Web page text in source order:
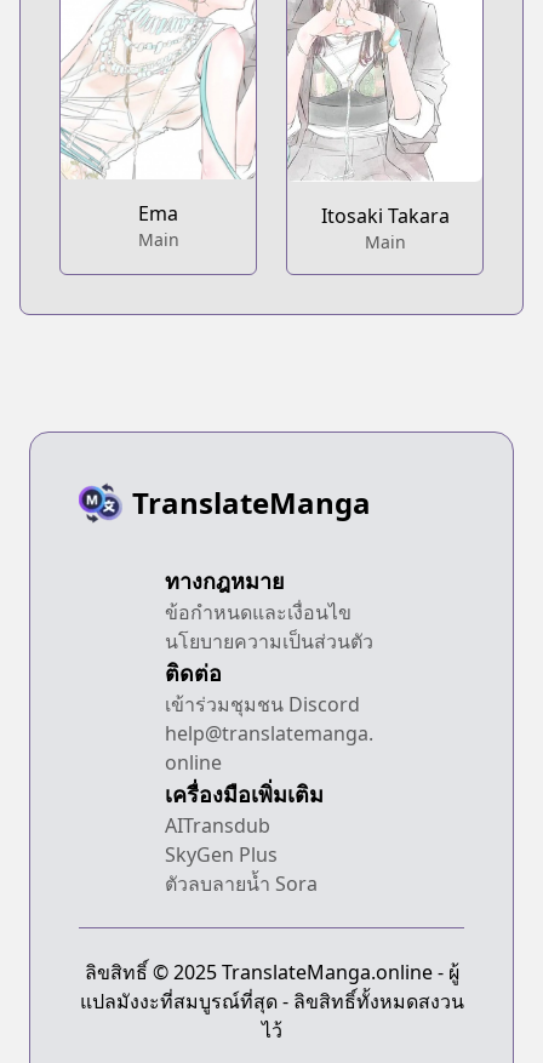
Ema
Main
Itosaki Takara
Main
TranslateManga
ทางกฎหมาย
ข้อกำหนดและเงื่อนไข
นโยบายความเป็นส่วนตัว
ติดต่อ
เข้าร่วมชุมชน Discord
help@translatemanga.
online
เครื่องมือเพิ่มเติม
AITransdub
SkyGen Plus
ตัวลบลายน้ำ Sora
ลิขสิทธิ์ © 2025 TranslateManga.online - ผู้
แปลมังงะที่สมบูรณ์ที่สุด - ลิขสิทธิ์ทั้งหมดสงวน
ไว้